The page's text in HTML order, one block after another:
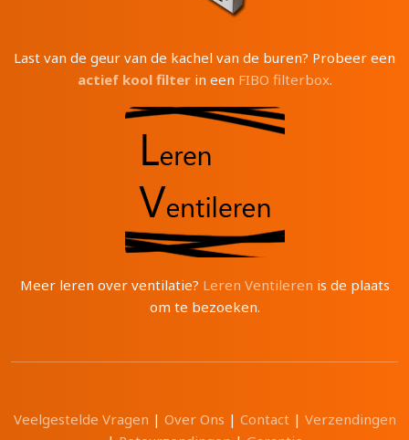
Last van de geur van de kachel van de buren? Probeer een
actief kool filterin een FIBO filterbox.
Meer leren over ventilatie? Leren Ventileren is de plaats
om te bezoeken.
Veelgestelde Vragen | Over Ons | Contact| Verzendingen